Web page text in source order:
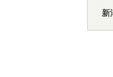
新